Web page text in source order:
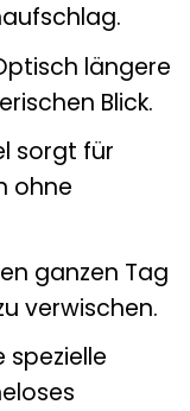
längere
Blick.
sorgt für
ohne
ganzen Tag
verwischen.
spezielle